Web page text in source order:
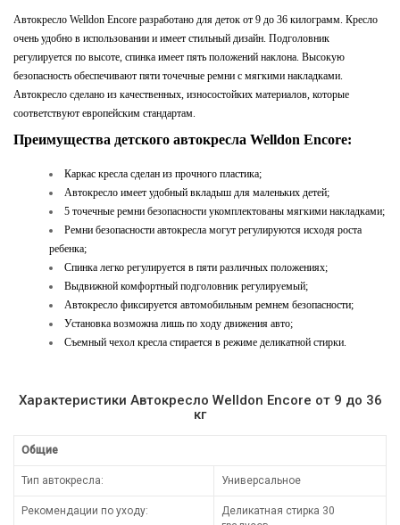
Автокресло Welldon Encore разработано для деток от 9 до 36 килограмм. Кресло
очень удобно в использовании и имеет стильный дизайн. Подголовник
регулируется по высоте, спинка имеет пять положений наклона. Высокую
безопасность обеспечивают пяти точечные ремни с мягкими накладками.
Автокресло сделано из качественных, износостойких материалов, которые
соответствуют европейским стандартам.
Преимущества детского автокресла Welldon Encore:
Каркас кресла сделан из прочного пластика;
Автокресло имеет удобный вкладыш для маленьких детей;
5 точечные ремни безопасности укомплектованы мягкими накладками;
Ремни безопасности автокресла могут регулируются исходя роста
ребенка;
Спинка легко регулируется в пяти различных положениях;
Выдвижной комфортный подголовник регулируемый;
Автокресло фиксируется автомобильным ремнем безопасности;
Установка возможна лишь по ходу движения авто;
Съемный чехол кресла стирается в режиме деликатной стирки.
Характеристики Автокресло Welldon Encore от 9 до 36
кг
Общие
Тип автокресла: Универсальное
Рекомендации по уходу:
Деликатная стирка 30